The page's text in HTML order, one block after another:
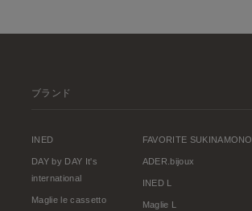
ブランド
INED
DAY by DAY It's
international
Maglie le cassetto
FAVORITE SUKINAMONO
ADER.bijoux
INED L
Maglie L